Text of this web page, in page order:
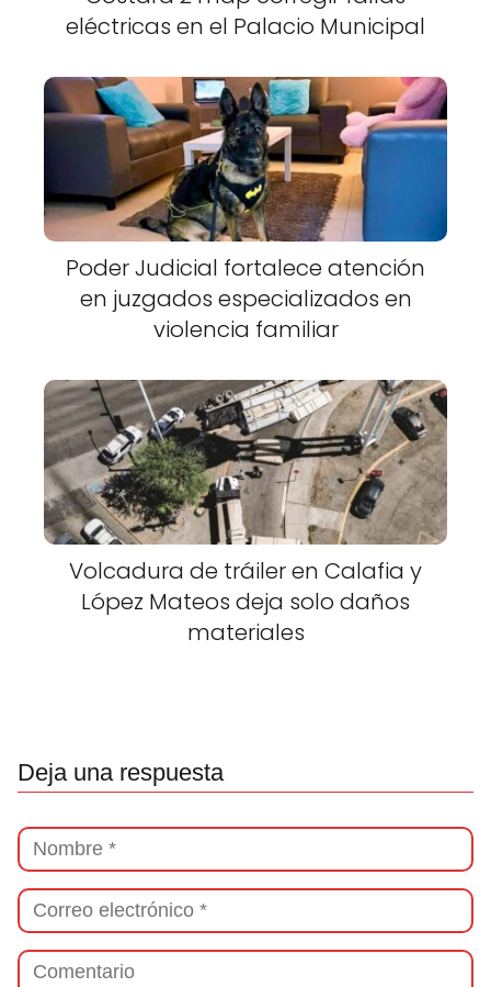
eléctricas en el Palacio Municipal
Poder Judicial fortalece atención
en juzgados especializados en
violencia familiar
Volcadura de tráiler en Calafia y
López Mateos deja solo daños
materiales
Deja una respuesta